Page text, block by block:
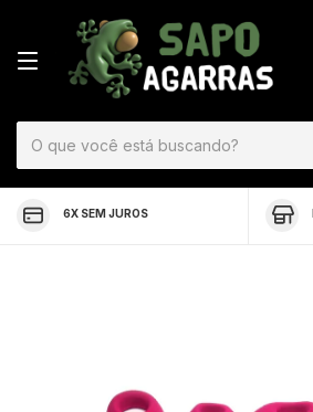
6X SEM JUROS